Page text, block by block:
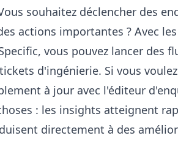
souhaitez déclencher des
actions importantes ? Avec
vous pouvez lancer des
d'ingénierie. Si vous
à jour avec l'éditeur
: les insights atteignent
directement à des